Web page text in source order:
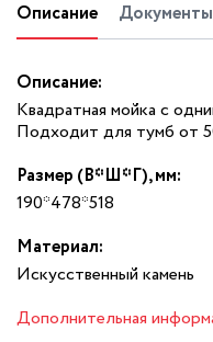
Описание Документы
Описание:
Квадратная мойка с
Подходит для тумб от
Размер (В*Ш*Г), мм:
190*478*518
Материал:
Искусственный камень
Дополнительная